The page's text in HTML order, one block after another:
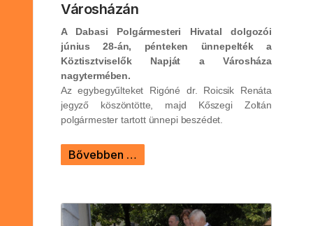
Városházán
A Dabasi Polgármesteri Hivatal dolgozói
június 28-án, pénteken ünnepelték a
Köztisztviselők Napját a Városháza
nagytermében.
Az egybegyűlteket Rigóné dr. Roicsik Renáta
jegyző köszöntötte, majd Kőszegi Zoltán
polgármester tartott ünnepi beszédet.
Bővebben …